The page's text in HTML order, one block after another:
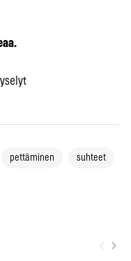
pettäminen suhteet
›